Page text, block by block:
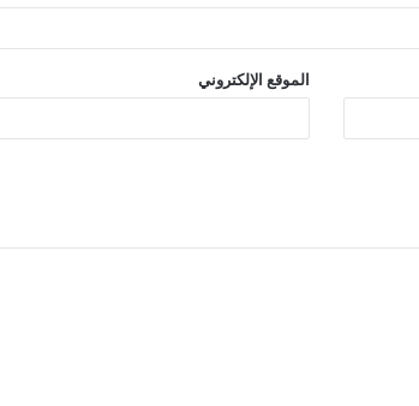
الموقع الإلكتروني